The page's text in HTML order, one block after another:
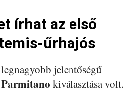
írhat az első
űrhajós
jelentőségű
kiválasztása volt.